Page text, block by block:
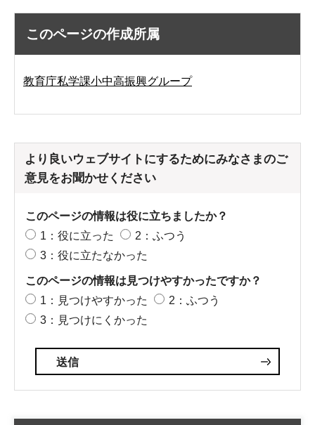
このページの作成所属
教育庁私学課小中高振興グループ
より良いウェブサイトにするためにみなさまのご
意見をお聞かせください
このページの情報は役に立ちましたか？
1：役に立った
2：ふつう
3：役に立たなかった
このページの情報は見つけやすかったですか？
1：見つけやすかった
2：ふつう
3：見つけにくかった